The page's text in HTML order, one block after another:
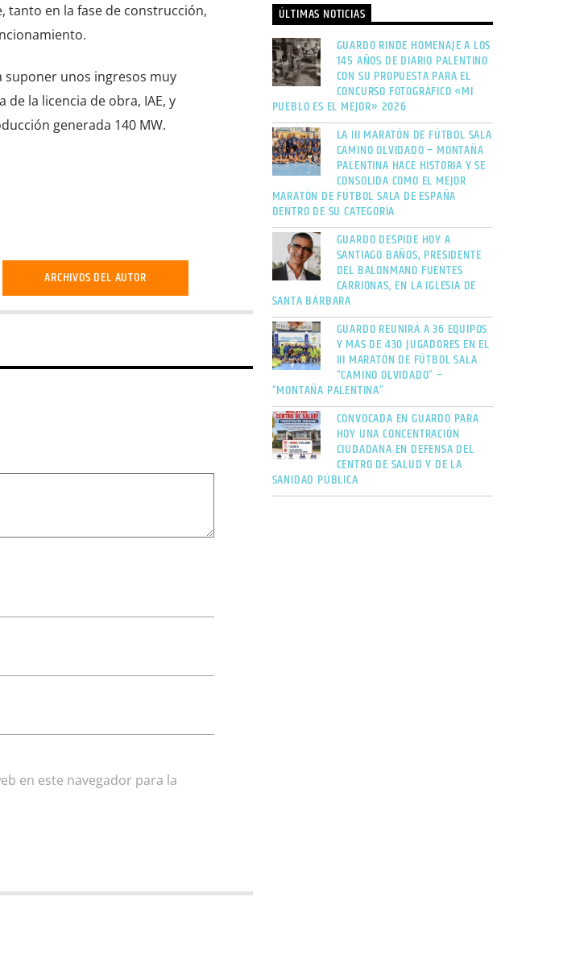
tanto en la fase de construcción,
suponer unos ingresos muy
la licencia de obra, IAE, y
generada 140 MW.
ARCHIVOS DEL AUTOR
en este navegador para la
ÚLTIMAS NOTICIAS
GUARDO RINDE HOMENAJE A LOS
145 AÑOS DE DIARIO PALENTINO
CON SU PROPUESTA PARA EL
CONCURSO FOTOGRÁFICO «MI
PUEBLO ES EL MEJOR» 2026
LA III MARATÓN DE FÚTBOL SALA
CAMINO OLVIDADO – MONTAÑA
PALENTINA HACE HISTORIA Y SE
CONSOLIDA COMO EL MEJOR
MARATÓN DE FÚTBOL SALA DE ESPAÑA
DENTRO DE SU CATEGORÍA
GUARDO DESPIDE HOY A
SANTIAGO BAÑOS, PRESIDENTE
DEL BALONMANO FUENTES
CARRIONAS, EN LA IGLESIA DE
SANTA BÁRBARA
GUARDO REUNIRÁ A 36 EQUIPOS
Y MÁS DE 430 JUGADORES EN EL
III MARATÓN DE FÚTBOL SALA
“CAMINO OLVIDADO” –
“MONTAÑA PALENTINA”
CONVOCADA EN GUARDO PARA
HOY UNA CONCENTRACIÓN
CIUDADANA EN DEFENSA DEL
CENTRO DE SALUD Y DE LA
SANIDAD PÚBLICA